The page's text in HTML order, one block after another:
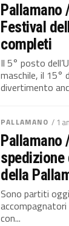
Pallamano
Festival
completi
Il 5° posto
maschile, il 15°
divertimento
PALLAMANO / 1
Pallamano
della
Sono partiti
accompagnatori
con...